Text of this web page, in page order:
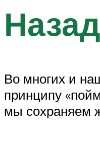
Во многих и
принципу
мы сохраняем